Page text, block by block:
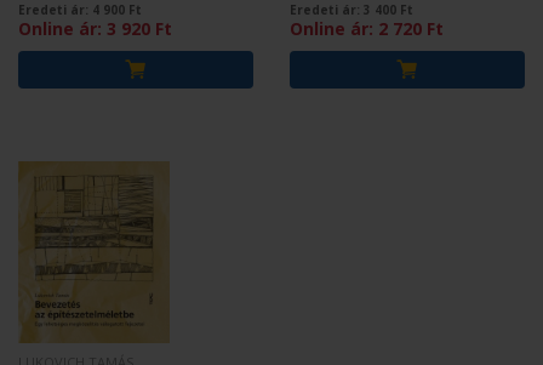
Eredeti ár: 4 900 Ft
Online ár: 3 920 Ft
Eredeti ár: 3 400 Ft
Online ár: 2 720 Ft